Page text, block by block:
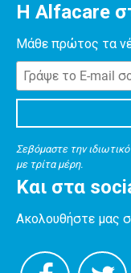
Η Alfacare
Μάθε πρώτος τα
Σεβόμαστε την
με τρίτα μέρη.
Και στα
Ακολουθήστε μας